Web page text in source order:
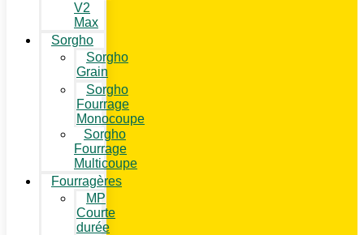
V2
Max
Sorgho
Sorgho
Grain
Sorgho
Fourrage
Monocoupe
Sorgho
Fourrage
Multicoupe
Fourragères
MP
Courte
durée